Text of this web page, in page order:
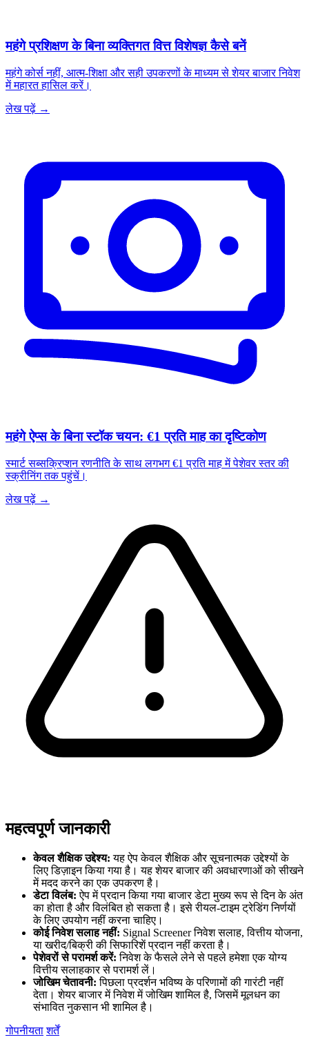
महंगे प्रशिक्षण के बिना व्यक्तिगत वित्त विशेषज्ञ कैसे बनें
महंगे कोर्स नहीं, आत्म-शिक्षा और सही उपकरणों के माध्यम से शेयर बाजार निवेश
में महारत हासिल करें।
लेख पढ़ें →
महंगे ऐप्स के बिना स्टॉक चयन: €1 प्रति माह का दृष्टिकोण
स्मार्ट सब्सक्रिप्शन रणनीति के साथ लगभग €1 प्रति माह में पेशेवर स्तर की
स्क्रीनिंग तक पहुंचें।
लेख पढ़ें →
महत्वपूर्ण जानकारी
केवल शैक्षिक उद्देश्य: यह ऐप केवल शैक्षिक और सूचनात्मक उद्देश्यों के
लिए डिज़ाइन किया गया है। यह शेयर बाजार की अवधारणाओं को सीखने
में मदद करने का एक उपकरण है।
डेटा विलंब: ऐप में प्रदान किया गया बाजार डेटा मुख्य रूप से दिन के अंत
का होता है और विलंबित हो सकता है। इसे रीयल-टाइम ट्रेडिंग निर्णयों
के लिए उपयोग नहीं करना चाहिए।
कोई निवेश सलाह नहीं: Signal Screener निवेश सलाह, वित्तीय योजना,
या खरीद/बिक्री की सिफारिशें प्रदान नहीं करता है।
पेशेवरों से परामर्श करें: निवेश के फैसले लेने से पहले हमेशा एक योग्य
वित्तीय सलाहकार से परामर्श लें।
जोखिम चेतावनी: पिछला प्रदर्शन भविष्य के परिणामों की गारंटी नहीं
देता। शेयर बाजार में निवेश में जोखिम शामिल है, जिसमें मूलधन का
संभावित नुकसान भी शामिल है।
गोपनीयता शर्तें